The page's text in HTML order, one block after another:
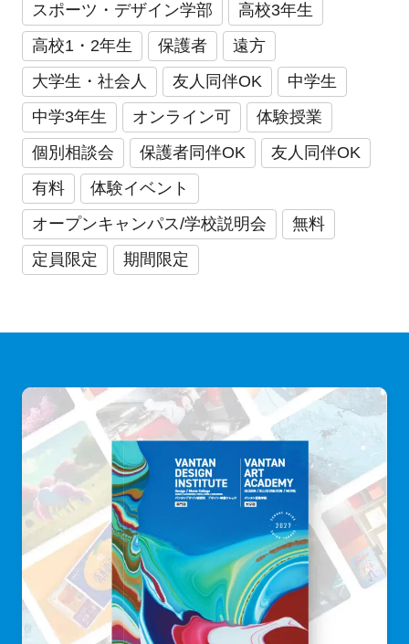
スポーツ・デザイン学部
高校3年生
高校1・2年生
保護者
遠方
大学生・社会人
友人同伴OK
中学生
中学3年生
オンライン可
体験授業
個別相談会
保護者同伴OK
友人同伴OK
有料
体験イベント
オープンキャンパス/学校説明会
無料
定員限定
期間限定